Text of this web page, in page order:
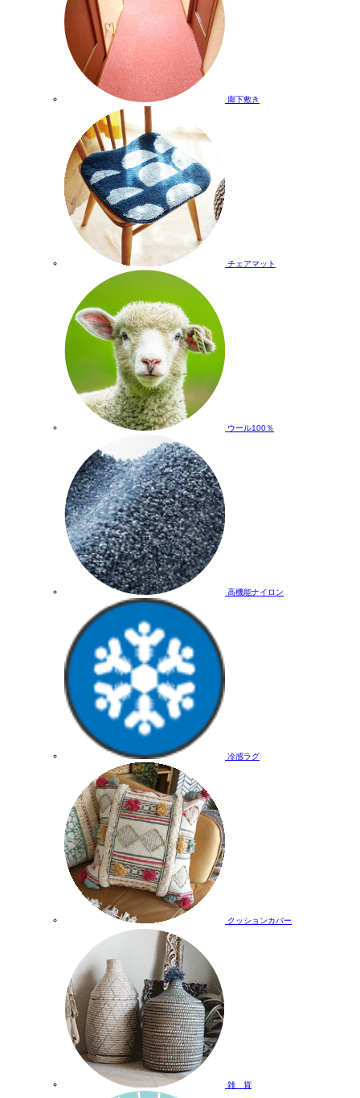
廊下敷き
チェアマット
ウール100％
高機能ナイロン
冷感ラグ
クッションカバー
雑 貨